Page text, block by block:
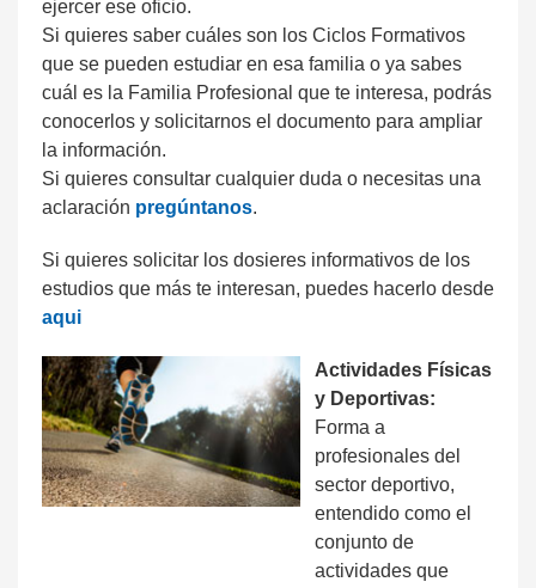
ejercer ese oficio.
Si quieres saber cuáles son los Ciclos Formativos
que se pueden estudiar en esa familia o ya sabes
cuál es la Familia Profesional que te interesa, podrás
conocerlos y solicitarnos el documento para ampliar
la información.
Si quieres consultar cualquier duda o necesitas una
aclaración pregúntanos.
Si quieres solicitar los dosieres informativos de los
estudios que más te interesan, puedes hacerlo desde
aqui
Actividades Físicas
y Deportivas:
Forma a
profesionales del
sector deportivo,
entendido como el
conjunto de
actividades que